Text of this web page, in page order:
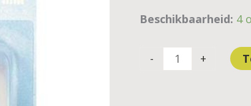
Beschikbaarheid: 4
- +